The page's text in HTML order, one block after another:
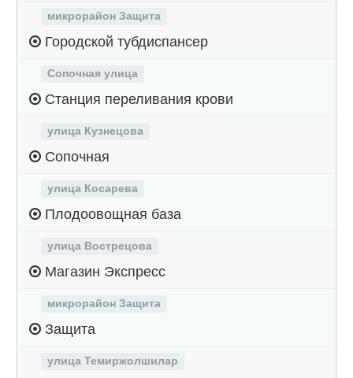
микрорайон Защита
Городской тубдиспансер
Сопочная улица
Станция переливания крови
улица Кузнецова
Сопочная
улица Косарева
Плодоовощная база
улица Вострецова
Магазин Экспресс
микрорайон Защита
Защита
улица Темиржолшилар